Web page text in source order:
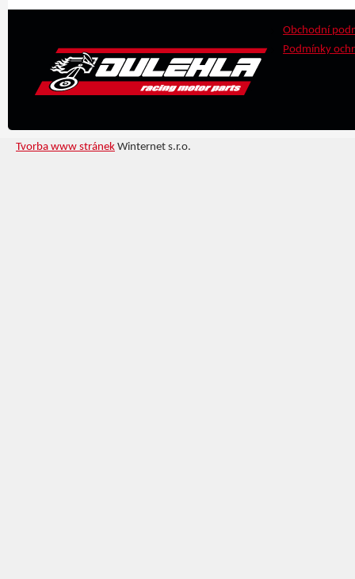
Obchodní
Podmínky
Tvorba www stránek Winternet s.r.o.